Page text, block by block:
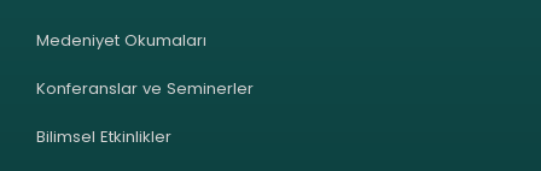
Medeniyet Okumaları
Konferanslar ve Seminerler
Bilimsel Etkinlikler